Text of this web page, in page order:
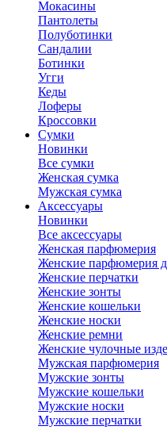
Мокасины
Пантолеты
Полуботинки
Сандалии
Ботинки
Угги
Кеды
Лоферы
Кроссовки
Сумки
Новинки
Все сумки
Женская сумка
Мужская сумка
Аксессуары
Новинки
Все аксессуары
Женская парфюмерия
Женские парфюмерия
Женские перчатки
Женские зонты
Женские кошельки
Женские носки
Женские ремни
Женские чулочные
Мужская парфюмерия
Мужские зонты
Мужские кошельки
Мужские носки
Мужские перчатки